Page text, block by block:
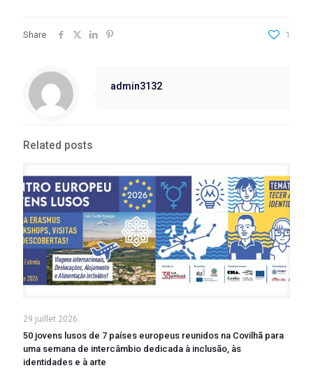
Share 1
admin3132
Related posts
29 juillet 2026
50 jovens lusos de 7 países europeus reunidos na Covilhã para
uma semana de intercâmbio dedicada à inclusão, às
identidades e à arte